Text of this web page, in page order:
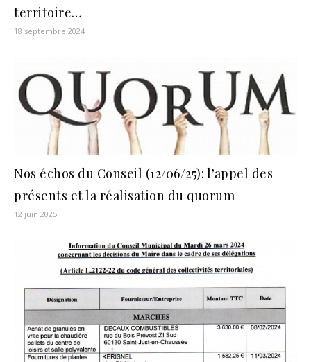
territoire…
18 septembre 2024
Nos échos du Conseil (12/06/25): l’appel des
présents et la réalisation du quorum
12 juin 2025